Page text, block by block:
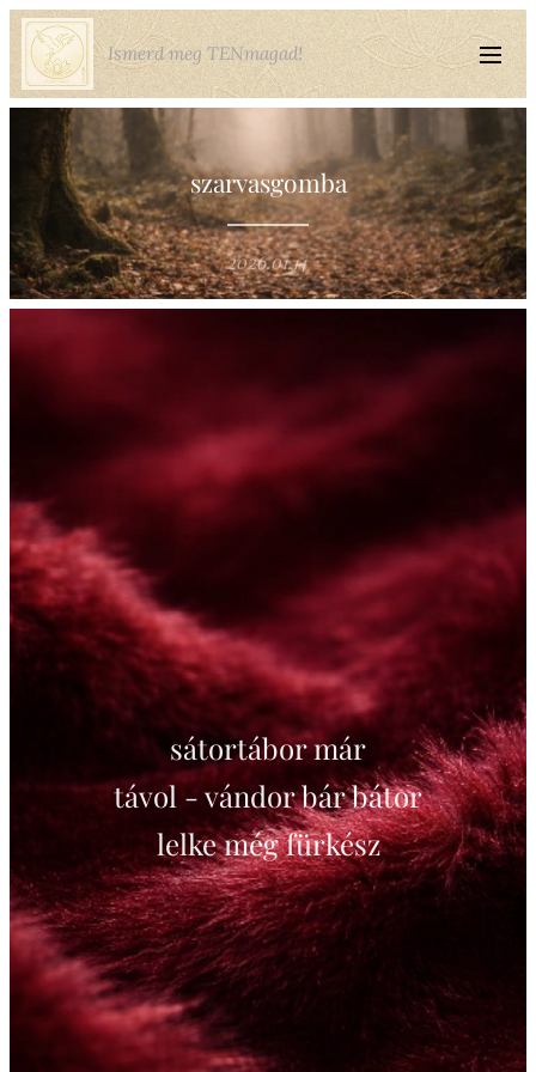
Ismerd meg TENmagad!
szarvasgomba
2026.01.14
sátortábor már
távol - vándor bár bátor
lelke még fürkész